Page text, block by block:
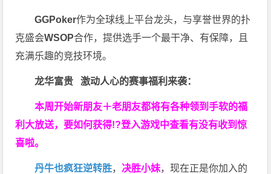
GGPoker作为全球线上平台龙头，与享誉世界的扑
克盛会WSOP合作，提供选手一个最干净、有保障，且
充满乐趣的竞技环境。
龙华富贵 激动人心的赛事福利来袭：
本周开始新朋友＋老朋友都将有各种领到手软的福
利大放送，要如何获得!?登入游戏中查看有没有收到惊
喜啦。
丹牛也疯狂逆转胜， 决胜小妹，现在正是你加入的